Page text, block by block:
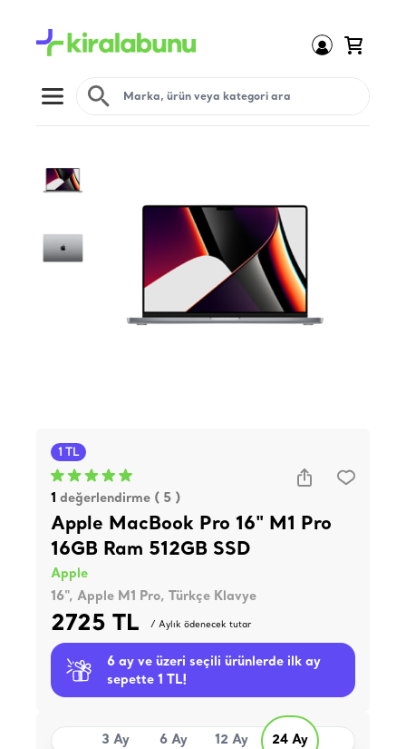
Open menu
1 TL
1 değerlendirme ( 5 )
Apple MacBook Pro 16" M1 Pro
16GB Ram 512GB SSD
Apple
16", Apple M1 Pro, Türkçe Klavye
2725 TL / Aylık ödenecek tutar
6 ay ve üzeri seçili ürünlerde ilk ay
sepette 1 TL!
3 Ay 6 Ay 12 Ay 24 Ay